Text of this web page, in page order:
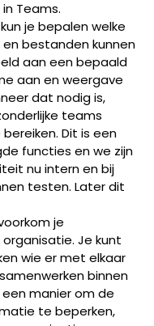
kun je bepalen welke
bestanden kunnen
aan een bepaald
aan en weergave
dat nodig is,
teams
Dit is een
functies en we zijn
nu intern en bij
testen. Later dit
je
Je kunt
wie er met elkaar
binnen
manier om de
te beperken,